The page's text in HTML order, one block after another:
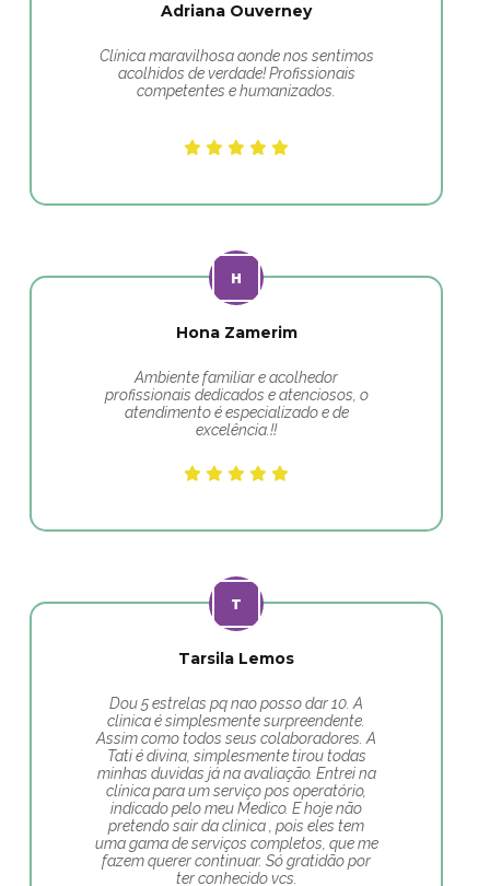
Adriana Ouverney
Clínica maravilhosa aonde nos sentimos
acolhidos de verdade! Profissionais
competentes e humanizados.
Hona Zamerim
Ambiente familiar e acolhedor
profissionais dedicados e atenciosos, o
atendimento é especializado e de
excelência.!!
Tarsila Lemos
Dou 5 estrelas pq nao posso dar 10. A
clinica é simplesmente surpreendente.
Assim como todos seus colaboradores. A
Tati é divina, simplesmente tirou todas
minhas duvidas já na avaliação. Entrei na
clínica para um serviço pos operatório,
indicado pelo meu Medico. E hoje não
pretendo sair da clinica , pois eles tem
uma gama de serviços completos, que me
fazem querer continuar. Só gratidão por
ter conhecido vcs.